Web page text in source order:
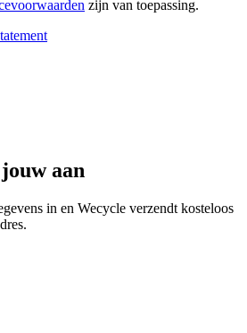
zijn van toepassing.
aan
in en Wecycle verzendt kosteloos